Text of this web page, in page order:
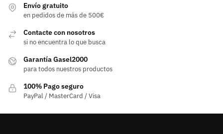
Envío gratuito
en pedidos de más de 500€
Contacte con nosotros
si no encuentra lo que busca
Garantía Gasel2000
para todos nuestros productos
100% Pago seguro
PayPal / MasterCard / Visa